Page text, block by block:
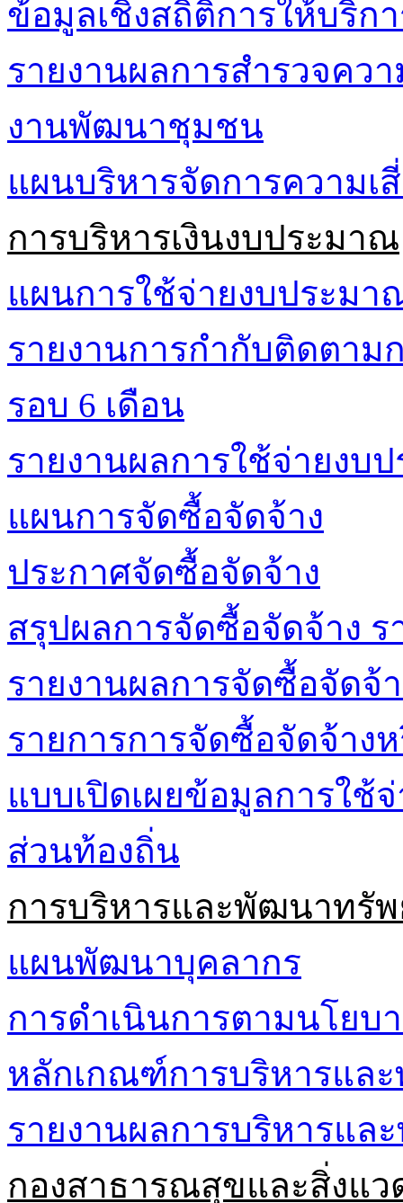
ข้อมูลเชิงสถิติการให้บริก
รายงานผลการสำรวจคว
งานพัฒนาชุมชน
แผนบริหารจัดการความเ
การบริหารเงินงบประมาณ
แผนการใช้จ่ายงบประมา
รายงานการกำกับติดตาม
รอบ 6 เดือน
รายงานผลการใช้จ่ายงบ
แผนการจัดซื้อจัดจ้าง
ประกาศจัดซื้อจัดจ้าง
สรุปผลการจัดซื้อจัดจ้าง ร
รายงานผลการจัดซื้อจัดจ้
รายการการจัดซื้อจัดจ้าง
แบบเปิดเผยข้อมูลการใช้
ส่วนท้องถิ่น
การบริหารและพัฒนาทรั
แผนพัฒนาบุคลากร
การดำเนินการตามนโยบ
หลักเกณฑ์การบริหารแล
รายงานผลการบริหารแ
กองสาธารณสุขและสิ่งแว